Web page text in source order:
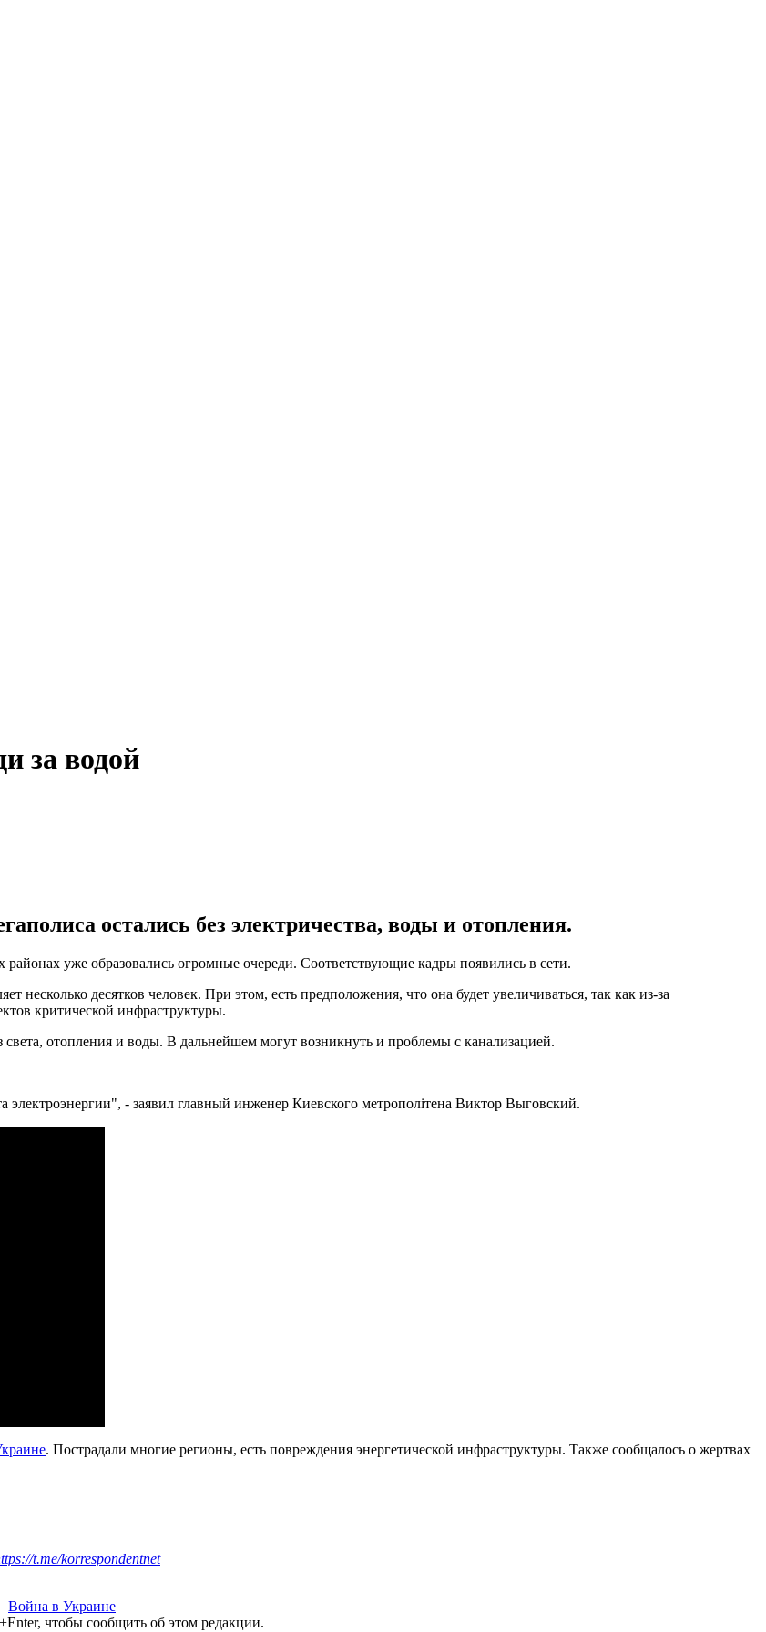
за водой
остались без электричества, воды и отопления.
уже образовались огромные очереди. Соответствующие кадры появились в сети.
несколько десятков человек. При этом, есть предположения, что она будет увеличиваться, так как из-за
критической инфраструктуры.
отопления и воды. В дальнейшем могут возникнуть и проблемы с канализацией.
- заявил главный инженер Киевского метрополітена Виктор Выговский.
. Пострадали многие регионы, есть повреждения энергетической инфраструктуры. Также сообщалось о жертвах
t.me/korrespondentnet
Война в Украине
чтобы сообщить об этом редакции.